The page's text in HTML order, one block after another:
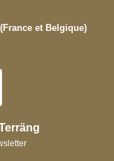
et Belgique)